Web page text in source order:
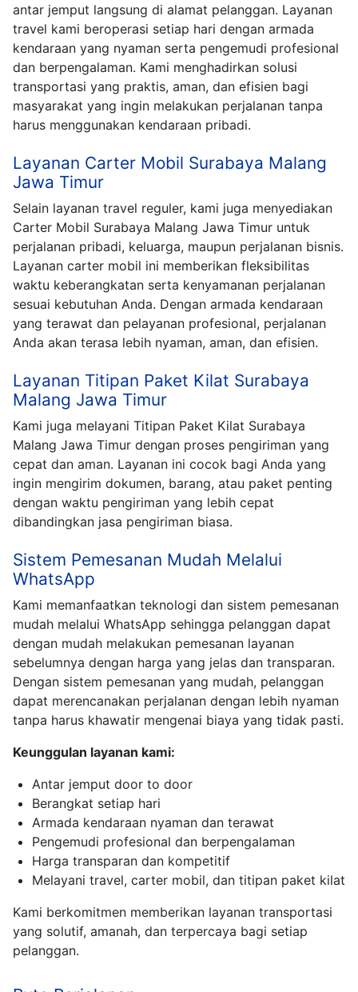
antar jemput langsung di alamat pelanggan. Layanan
travel kami beroperasi setiap hari dengan armada
kendaraan yang nyaman serta pengemudi profesional
dan berpengalaman. Kami menghadirkan solusi
transportasi yang praktis, aman, dan efisien bagi
masyarakat yang ingin melakukan perjalanan tanpa
harus menggunakan kendaraan pribadi.
Layanan Carter Mobil Surabaya Malang
Jawa Timur
Selain layanan travel reguler, kami juga menyediakan
Carter Mobil Surabaya Malang Jawa Timur untuk
perjalanan pribadi, keluarga, maupun perjalanan bisnis.
Layanan carter mobil ini memberikan fleksibilitas
waktu keberangkatan serta kenyamanan perjalanan
sesuai kebutuhan Anda. Dengan armada kendaraan
yang terawat dan pelayanan profesional, perjalanan
Anda akan terasa lebih nyaman, aman, dan efisien.
Layanan Titipan Paket Kilat Surabaya
Malang Jawa Timur
Kami juga melayani Titipan Paket Kilat Surabaya
Malang Jawa Timur dengan proses pengiriman yang
cepat dan aman. Layanan ini cocok bagi Anda yang
ingin mengirim dokumen, barang, atau paket penting
dengan waktu pengiriman yang lebih cepat
dibandingkan jasa pengiriman biasa.
Sistem Pemesanan Mudah Melalui
WhatsApp
Kami memanfaatkan teknologi dan sistem pemesanan
mudah melalui WhatsApp sehingga pelanggan dapat
dengan mudah melakukan pemesanan layanan
sebelumnya dengan harga yang jelas dan transparan.
Dengan sistem pemesanan yang mudah, pelanggan
dapat merencanakan perjalanan dengan lebih nyaman
tanpa harus khawatir mengenai biaya yang tidak pasti.
Keunggulan layanan kami:
Antar jemput door to door
Berangkat setiap hari
Armada kendaraan nyaman dan terawat
Pengemudi profesional dan berpengalaman
Harga transparan dan kompetitif
Melayani travel, carter mobil, dan titipan paket kilat
Kami berkomitmen memberikan layanan transportasi
yang solutif, amanah, dan terpercaya bagi setiap
pelanggan.